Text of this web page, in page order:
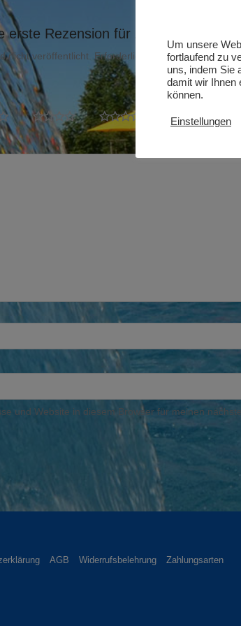
erste Rezension für „Familien-
nicht veröffentlicht. Erforderliche Felder sind mit*
und Website in diesem Browser für meinen
AGB Widerrufsbelehrung Zahlungsarten
Um unsere
fortlaufend zu
uns, indem Sie
damit wir Ihnen
können.
Einstellungen